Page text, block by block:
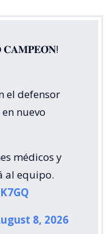
𝐂𝐀𝐌𝐏𝐄𝐎́𝐍!
el defensor
nuevo
médicos y
al equipo.
8, 2026